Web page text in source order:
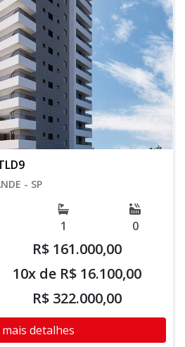
- SP
1 0
R$ 161.000,00
10x de R$ 16.100,00
R$ 322.000,00
detalhes